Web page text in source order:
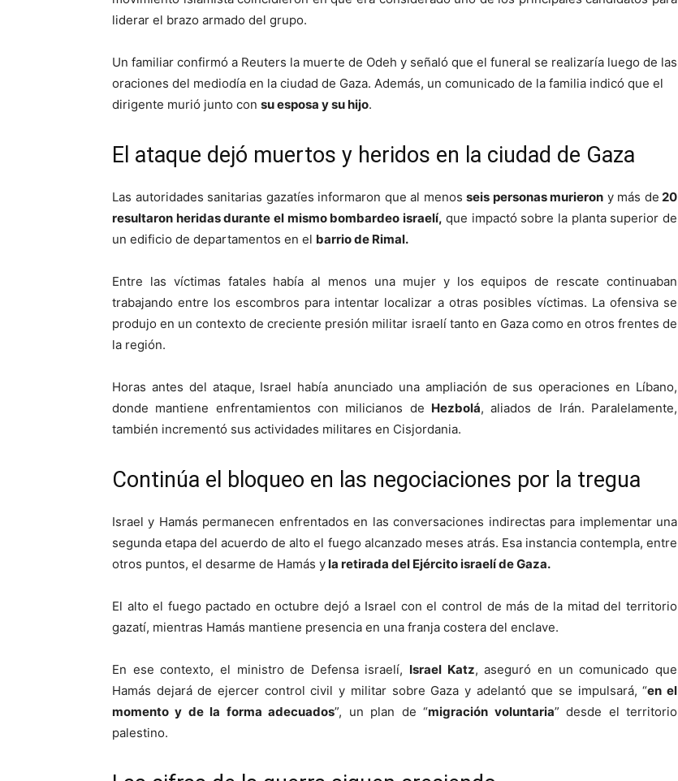
liderar el brazo armado del grupo.
Un familiar confirmó a Reuters la muerte de Odeh y señaló que el funeral se realizaría luego de las
oraciones del mediodía en la ciudad de Gaza. Además, un comunicado de la familia indicó que el
dirigente murió junto con su esposa y su hijo.
El ataque dejó muertos y heridos en la ciudad de Gaza
Las autoridades sanitarias gazatíes informaron que al menos seis personas murieron y más de 20
resultaron heridas durante el mismo bombardeo israelí, que impactó sobre la planta superior de
un edificio de departamentos en el barrio de Rimal.
Entre las víctimas fatales había al menos una mujer y los equipos de rescate continuaban
trabajando entre los escombros para intentar localizar a otras posibles víctimas. La ofensiva se
produjo en un contexto de creciente presión militar israelí tanto en Gaza como en otros frentes de
la región.
Horas antes del ataque, Israel había anunciado una ampliación de sus operaciones en Líbano,
donde mantiene enfrentamientos con milicianos de Hezbolá, aliados de Irán. Paralelamente,
también incrementó sus actividades militares en Cisjordania.
Continúa el bloqueo en las negociaciones por la tregua
Israel y Hamás permanecen enfrentados en las conversaciones indirectas para implementar una
segunda etapa del acuerdo de alto el fuego alcanzado meses atrás. Esa instancia contempla, entre
otros puntos, el desarme de Hamás yla retirada del Ejército israelí de Gaza.
El alto el fuego pactado en octubre dejó a Israel con el control de más de la mitad del territorio
gazatí, mientras Hamás mantiene presencia en una franja costera del enclave.
En ese contexto, el ministro de Defensa israelí, Israel Katz, aseguró en un comunicado que
Hamás dejará de ejercer control civil y militar sobre Gaza y adelantó que se impulsará, “en el
momento y de la forma adecuados”, un plan de “migración voluntaria” desde el territorio
palestino.